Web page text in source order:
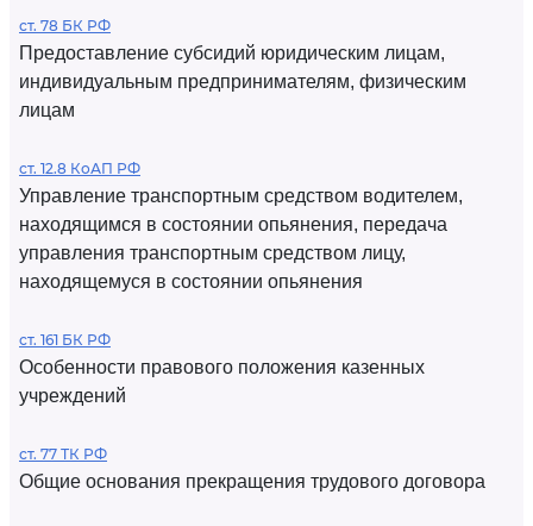
ст. 78 БК РФ
Предоставление субсидий юридическим лицам,
индивидуальным предпринимателям, физическим
лицам
ст. 12.8 КоАП РФ
Управление транспортным средством водителем,
находящимся в состоянии опьянения, передача
управления транспортным средством лицу,
находящемуся в состоянии опьянения
ст. 161 БК РФ
Особенности правового положения казенных
учреждений
ст. 77 ТК РФ
Общие основания прекращения трудового договора